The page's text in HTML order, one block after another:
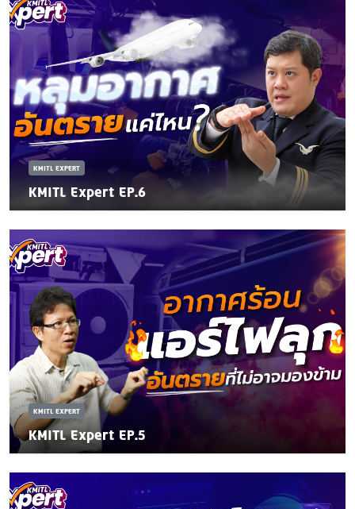
KMITL EXPERT
KMITL Expert EP.6
KMITL EXPERT
KMITL Expert EP.5